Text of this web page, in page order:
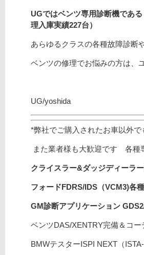
UGではベンツ専用診断機であ
理入庫実績227台）
あらゆるクラスの各種故障診断
ベンツの修理でお悩みの方は、
UG/yoshida
*弊社でご購入されたお車以外
また業者様も大歓迎です 各種
クライスラー&ダッジディーラ
フォードFDRS/IDS（VCM3)各
GM診断アプリケーション
ベンツDAS/XENTRY完備＆コ
BMWテスターISPI NEXT（